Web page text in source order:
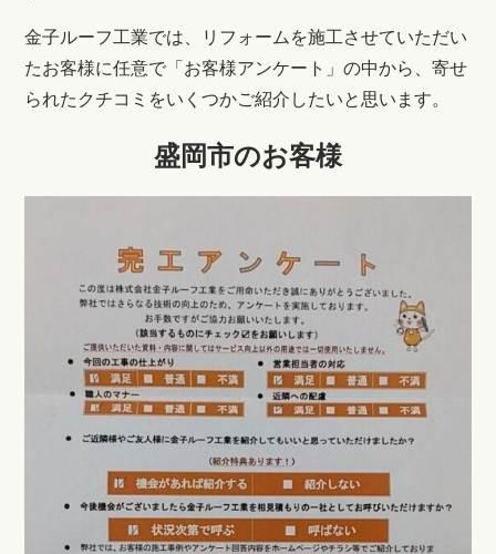
金子ルーフ工業では、リフォームを施工させていただい
たお客様に任意で「お客様アンケート」の中から、寄せ
られたクチコミをいくつかご紹介したいと思います。
盛岡市のお客様